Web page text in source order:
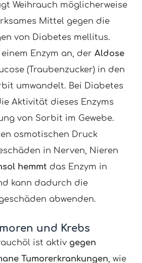
Weihrauch möglicherweise
Mittel gegen die
von Diabetes mellitus.
Enzym an, der Aldose
(Traubenzucker) in den
umwandelt. Bei Diabetes
Aktivität dieses Enzyms
von Sorbit im Gewebe.
osmotischen Druck
in Nerven, Nieren
hemmt das Enzym in
kann dadurch die
abwenden.
und Krebs
ist aktiv gegen
Tumorerkrankungen, wie